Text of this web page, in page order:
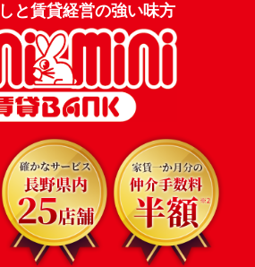
と賃貸経営の強い味方